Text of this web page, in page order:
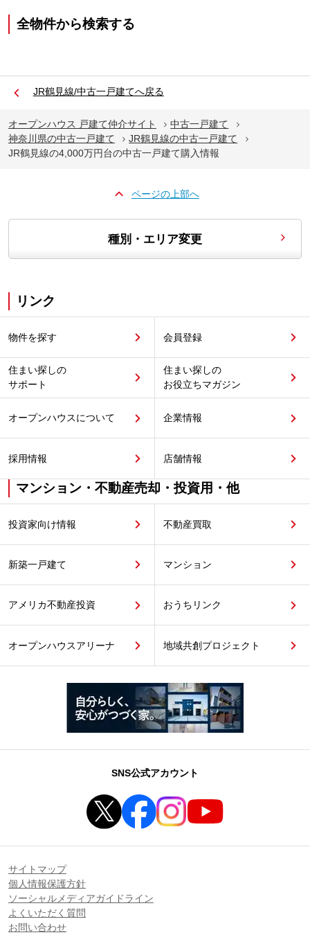
全物件から検索する
JR鶴見線/中古一戸建てへ戻る
オープンハウス 戸建て仲介サイト
中古一戸建て
神奈川県の中古一戸建て
JR鶴見線の中古一戸建て
JR鶴見線の4,000万円台の中古一戸建て購入情報
ページの上部へ
種別・エリア変更
リンク
物件を探す 会員登録
住まい探しの
サポート
住まい探しの
お役立ちマガジン
オープンハウスについて 企業情報
採用情報 店舗情報
マンション・不動産売却・投資用・他
投資家向け情報 不動産買取
新築一戸建て マンション
アメリカ不動産投資 おうちリンク
オープンハウスアリーナ 地域共創プロジェクト
SNS公式アカウント
サイトマップ
個人情報保護方針
ソーシャルメディアガイドライン
よくいただく質問
お問い合わせ